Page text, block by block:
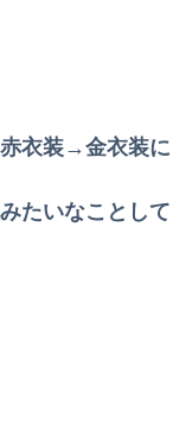
衣装→金衣装に
たいなことして